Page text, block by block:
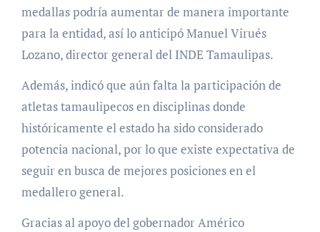
medallas podría aumentar de manera importante
para la entidad, así lo anticipó Manuel Virués
Lozano, director general del INDE Tamaulipas.
Además, indicó que aún falta la participación de
atletas tamaulipecos en disciplinas donde
históricamente el estado ha sido considerado
potencia nacional, por lo que existe expectativa de
seguir en busca de mejores posiciones en el
medallero general.
Gracias al apoyo del gobernador Américo